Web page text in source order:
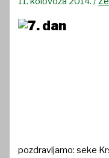
pozdravljamo: seke